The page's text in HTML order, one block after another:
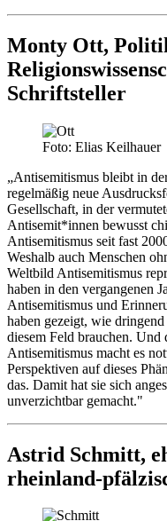
Monty Ott,
Schriftsteller
Foto: Elias Keilhauer
„Antisemitismus bleibt in
regelmäßig neue
Gesellschaft, in der
Antisemit*innen bewusst
Antisemitismus seit fast
Weshalb auch Menschen
Weltbild Antisemitismus
haben in den vergangenen
Antisemitismus und
haben gezeigt, wie
diesem Feld brauchen. Und
Antisemitismus macht es
Perspektiven auf dieses
das. Damit hat sie sich
unverzichtbar gemacht."
Astrid Schmitt,
rheinland-